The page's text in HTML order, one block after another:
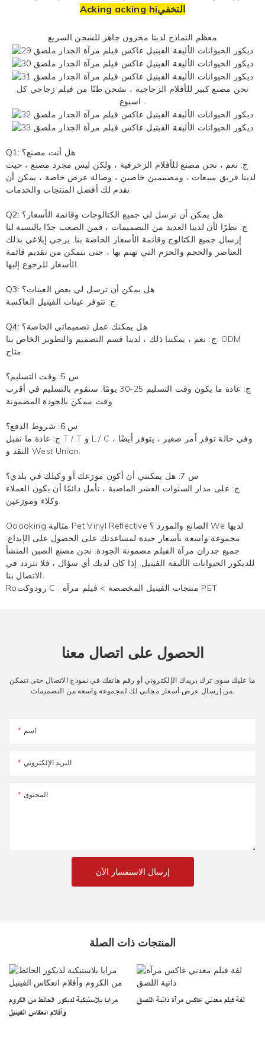
Acking acking hiالتخفي
معظم النماذج لدينا مخزون جاهز للشحن السريع
نحن مصنع كبير للأفلام الزجاجية ، نشحن طنًا من فيلم زجاجي كل
اسبوع .
Q1: هل أنت مصنع؟
ج: نعم ، نحن مصنع للأفلام الزخرفية ، ولكن ليس مجرد مصنع ، حيث
لدينا فريق مبيعات ، ومصممين خاصين ، وصالة عرض خاصة ، يمكن أن
نقدم لك أفضل المنتجات والخدمات.
Q2: هل يمكن أن ترسل لي جميع الكتالوجات وقائمة الأسعار؟
ج: نظرًا لأن لدينا العديد من التصميمات ، فمن الصعب جدًا بالنسبة لنا
إرسال جميع الكتالوج وقائمة الأسعار الخاصة بنا. يرجى إبلاغي بذلك
العناصر والحجم والحزم التي تهتم بها ، حتى نتمكن من تقديم قائمة
الأسعار للرجوع إليها.
Q3: هل يمكن أن ترسل لي بعض العينات؟
ج: تتوفر عينات الفينيل العاكسة.
Q4: هل يمكنك عمل تصميماتي الخاصة؟
ج: نعم ، يمكننا ذلك ، لدينا قسم التصميم والتطوير الخاص بنا. ODM
متاح.
س 5: وقت التسليم؟
ج: عادة ما يكون وقت التسليم 25-30 يومًا. سنقوم بالتسليم في أقرب
وقت ممكن بالجودة المضمونة.
س 6: شروط الدفع؟
ج: عادة ما نقبل T / T و L / C ، وفي حالة توفر أمر صغير ، يتوفر أيضًا
النقد و West Union.
س 7: هل يمكنني أن أكون موزعك أو وكيلك في بلدي؟
ج: على مدار السنوات العشر الماضية ، نأمل دائمًا أن يكون العملاء
وكلاء وموزعين.
Ooooking مثالية Pet Vinyl Reflective الصانع والمورد ؟ We لديها
مجموعة واسعة بأسعار جيدة لمساعدتك على الحصول على الإبداع.
جميع جدران مرآة الفيلم مضمونة الجودة. نحن مصنع الصين المنشأ
للديكور الحيوانات الأليفة الفينيل. إذا كان لديك أي سؤال ، فلا تتردد في
الاتصال بنا.
Roرودوكت C :
منتجات الفينيل المخصصة > فيلم مرآة PET
الحصول على اتصال معنا
ما عليك سوى ترك بريدك الإلكتروني أو رقم هاتفك في نموذج الاتصال حتى نتمكن
اسم
البريد الإلكتروني
المحتوى
إرسال الاستفسار الآن
المنتجات ذات الصلة
مرايا بلاستيكية لديكور الحائط من الكروم
وأفلام انعكاس الفينيل
لفة فيلم معدني عاكس مرآة ذاتية اللصق